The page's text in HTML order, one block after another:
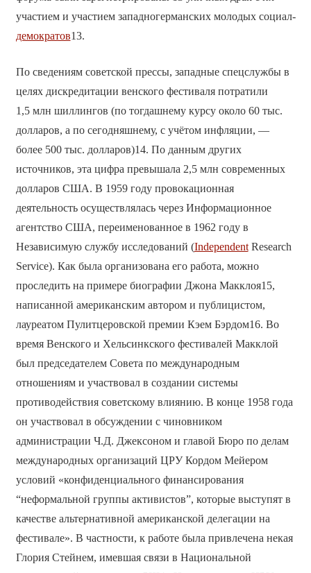
участием и участием западногерманских молодых социал-
демократов13.
По сведениям советской прессы, западные спецслужбы в
целях дискредитации венского фестиваля потратили
1,5 млн шиллингов (по тогдашнему курсу около 60 тыс.
долларов, а по сегодняшнему, с учётом инфляции, —
более 500 тыс. долларов)14. По данным других
источников, эта цифра превышала 2,5 млн современных
долларов США. В 1959 году провокационная
деятельность осуществлялась через Информационное
агентство США, переименованное в 1962 году в
Независимую службу исследований (IndependentResearch
Service). Как была организована его работа, можно
проследить на примере биографии Джона Макклоя15,
написанной американским автором и публицистом,
лауреатом Пулитцеровской премии Кэем Бэрдом16. Во
время Венского и Хельсинкского фестивалей Макклой
был председателем Совета по международным
отношениям и участвовал в создании системы
противодействия советскому влиянию. В конце 1958 года
он участвовал в обсуждении с чиновником
администрации Ч.Д. Джексоном и главой Бюро по делам
международных организаций ЦРУ Кордом Мейером
условий «конфиденциального финансирования
“неформальной группы активистов”, которые выступят в
качестве альтернативной американской делегации на
фестивале». В частности, к работе была привлечена некая
Глория Стейнем, имевшая связи в Национальной